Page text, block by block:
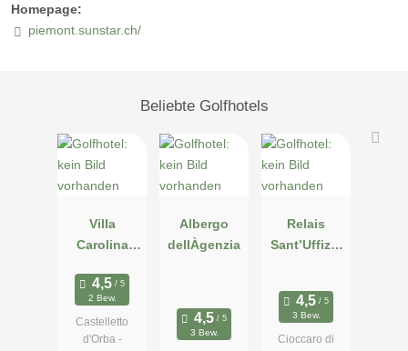
Lage: Dorf
Zimmerausstattung: Minibar, Flachbild-Fernseher, Radio,
Doppelzimmer Budget Sunstar Hotel Piemont
Homepage:
piemont.sunstar.ch/
Beliebte Golfhotels
Villa
Carolina
2 Bew.
Castelletto
d'Orba -
Albergo
dellÀgenzia
3 Bew.
Relais
Sant’Uffizio
3 Bew.
Cioccaro di